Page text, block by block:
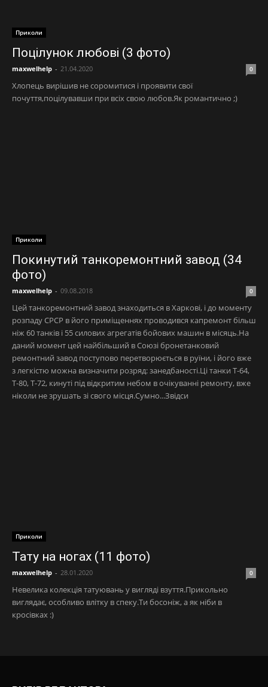
Приколи
Поцілунок любові (3 фото)
maxwelhelp - 21.04.2020 0
Хлопець вирішив не соромитися і проявити свої
почуття,поцілувавши при всіх свою любов.Як романтично ;)
Приколи
Покинутий танкоремонтний завод (34
фото)
maxwelhelp - 09.08.2018 0
Цей танкоремонтний завод знаходиться в Харкові, і до моменту
розпаду СРСР в його приміщеннях проводився капремонт більш
ніж 60 танків і 55 силових агрегатів бойових машин в місяць.На
даний момент цей найбільший в Союзі бронетанковий
ремонтний завод поступово перетворюється в руїни, і його вже
з легкістю можна визначити розряд: занедбаності.Ці танки Т-64,
Т-80, Т-72, кинуті під відкритим небом в очікуванні ремонту, вже
ніколи не зрушать зі свого місця.Сумно...Звідси
Приколи
Тату на ногах (11 фото)
maxwelhelp - 28.01.2020 0
Невелика колекція татуювань у вигляді взуття.Прикольно
виглядає, особливо влітку в спеку.Ти босоніж, а як ніби в
кросівках :)